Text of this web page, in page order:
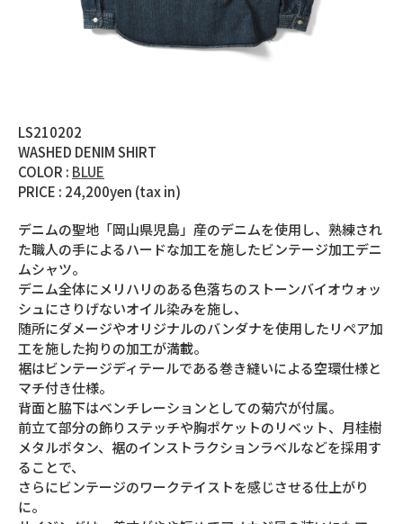
LS210202
WASHED DENIM SHIRT
COLOR : BLUE
PRICE : 24,200yen (tax in)
デニムの聖地「岡山県児島」産のデニムを使用し、熟練され
た職人の手によるハードな加工を施したビンテージ加工デニ
ムシャツ。
デニム全体にメリハリのある色落ちのストーンバイオウォッ
シュにさりげないオイル染みを施し、
随所にダメージやオリジナルのバンダナを使用したリペア加
工を施した拘りの加工が満載。
裾はビンテージディテールである巻き縫いによる空環仕様と
マチ付き仕様。
背面と脇下はベンチレーションとしての菊穴が付属。
前立て部分の飾りステッチや胸ポケットのリベット、月桂樹
メタルボタン、裾のインストラクションラベルなどを採用す
ることで、
さらにビンテージのワークテイストを感じさせる仕上がり
に。